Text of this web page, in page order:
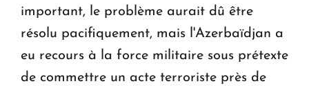
important, le problème aurait dû être
résolu pacifiquement, mais l'Azerbaïdjan a
eu recours à la force militaire sous prétexte
de commettre un acte terroriste près de